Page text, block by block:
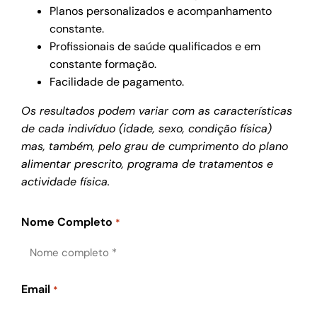
Planos personalizados e acompanhamento
constante.
Profissionais de saúde qualificados e em
constante formação.
Facilidade de pagamento.
Os resultados podem variar com as características
de cada indivíduo (idade, sexo, condição física)
mas, também, pelo grau de cumprimento do plano
alimentar prescrito, programa de tratamentos e
actividade física.
Nome Completo *
Email *